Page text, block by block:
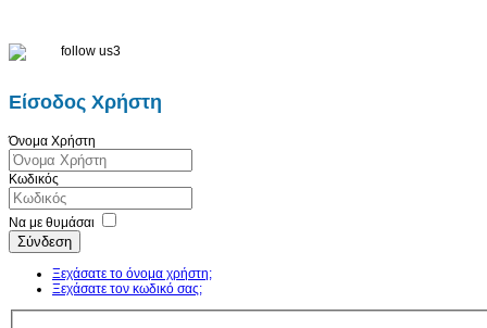
Είσοδος Χρήστη
Όνομα Χρήστη
Κωδικός
Να με θυμάσαι
Σύνδεση
Ξεχάσατε το όνομα χρήστη;
Ξεχάσατε τον κωδικό σας;